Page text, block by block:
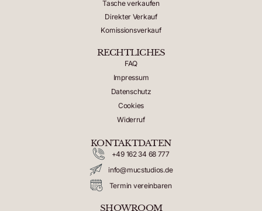
Tasche verkaufen
Direkter Verkauf
Komissionsverkauf
RECHTLICHES
FAQ
Impressum
Datenschutz
Cookies
Widerruf
KONTAKTDATEN
+49 162 34 68 777
info@mucstudios.de
Termin vereinbaren
SHOWROOM